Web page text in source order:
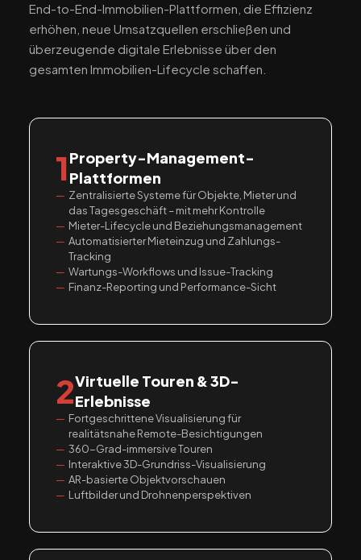
End-to-End-Immobilien-Plattformen, die Effizienz
erhöhen, neue Umsatzquellen erschließen und
überzeugende digitale Erlebnisse über den
gesamten Immobilien-Lifecycle schaffen.
1Property-Management-
Plattformen
Zentralisierte Systeme für Objekte, Mieter und
das Tagesgeschäft – mit mehr Kontrolle
Mieter-Lifecycle und Beziehungsmanagement
Automatisierter Mieteinzug und Zahlungs-
Tracking
Wartungs-Workflows und Issue-Tracking
Finanz-Reporting und Performance-Sicht
2Virtuelle Touren & 3D-
Erlebnisse
Fortgeschrittene Visualisierung für
realitätsnahe Remote-Besichtigungen
360-Grad-immersive Touren
Interaktive 3D-Grundriss-Visualisierung
AR-basierte Objektvorschauen
Luftbilder und Drohnenperspektiven